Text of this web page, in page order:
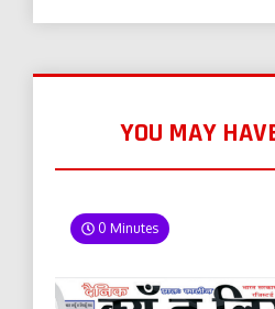
YOU MAY
0 Minutes